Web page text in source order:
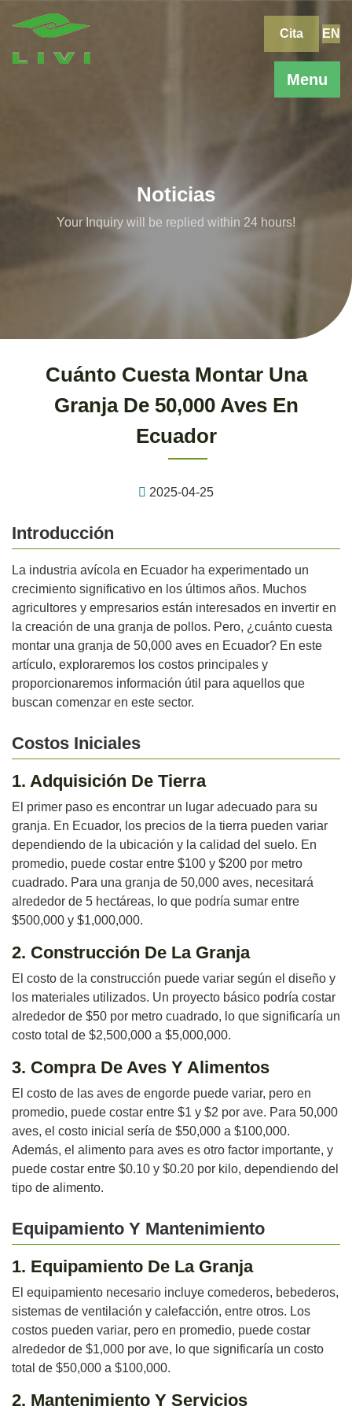
Menu
Cita EN
Noticias
Your Inquiry will be replied within 24 hours!
Cuánto Cuesta Montar Una
Granja De 50,000 Aves En
Ecuador
2025-04-25
Introducción
La industria avícola en Ecuador ha experimentado un
crecimiento significativo en los últimos años. Muchos
agricultores y empresarios están interesados en invertir en
la creación de una granja de pollos. Pero, ¿cuánto cuesta
montar una granja de 50,000 aves en Ecuador? En este
artículo, exploraremos los costos principales y
proporcionaremos información útil para aquellos que
buscan comenzar en este sector.
Costos Iniciales
1. Adquisición De Tierra
El primer paso es encontrar un lugar adecuado para su
granja. En Ecuador, los precios de la tierra pueden variar
dependiendo de la ubicación y la calidad del suelo. En
promedio, puede costar entre $100 y $200 por metro
cuadrado. Para una granja de 50,000 aves, necesitará
alrededor de 5 hectáreas, lo que podría sumar entre
$500,000 y $1,000,000.
2. Construcción De La Granja
El costo de la construcción puede variar según el diseño y
los materiales utilizados. Un proyecto básico podría costar
alrededor de $50 por metro cuadrado, lo que significaría un
costo total de $2,500,000 a $5,000,000.
3. Compra De Aves Y Alimentos
El costo de las aves de engorde puede variar, pero en
promedio, puede costar entre $1 y $2 por ave. Para 50,000
aves, el costo inicial sería de $50,000 a $100,000.
Además, el alimento para aves es otro factor importante, y
puede costar entre $0.10 y $0.20 por kilo, dependiendo del
tipo de alimento.
Equipamiento Y Mantenimiento
1. Equipamiento De La Granja
El equipamiento necesario incluye comederos, bebederos,
sistemas de ventilación y calefacción, entre otros. Los
costos pueden variar, pero en promedio, puede costar
alrededor de $1,000 por ave, lo que significaría un costo
total de $50,000 a $100,000.
2. Mantenimiento Y Servicios